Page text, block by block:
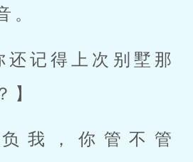
。
还记得上次别墅那
】
负我，你管不管